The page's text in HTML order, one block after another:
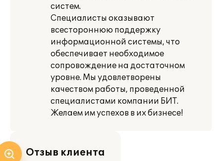
систем.
Специалисты оказывают
всестороннюю поддержку
информационной системы, что
обеспечивает необходимое
сопровождение на достаточном
уровне. Мы удовлетворены
качеством работы, проведенной
специалистами компании БИТ.
Желаем им успехов в их бизнесе!
Отзыв клиента